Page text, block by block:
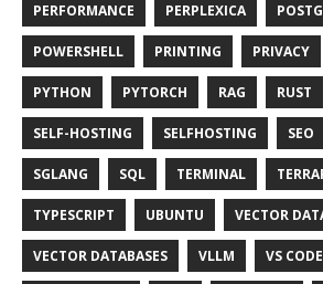
PERFORMANCE PERPLEXICA
POWERSHELL PRINTING PRIVACY
PYTHON PYTORCH RAG RUST
SELF-HOSTING SELFHOSTING SEO
SGLANG SQL TERMINAL
TYPESCRIPT UBUNTU VECTOR
VECTOR DATABASES VLLM VS CODE